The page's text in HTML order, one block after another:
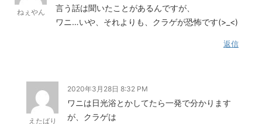
ねぇやん
言う話は聞いたことがあるんですが、
ワニ…いや、それよりも、クラゲが恐怖です(>_<)
返信
えたばり
2020年3月28日 8:32 PM
ワニは日光浴とかしてたら一発で分かります
が、クラゲは